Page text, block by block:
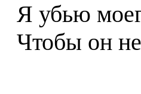
Я убью
Чтобы он